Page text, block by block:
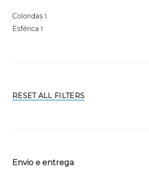
Coloridas 1
Esférica 1
RESET ALL FILTERS
Envio e entrega